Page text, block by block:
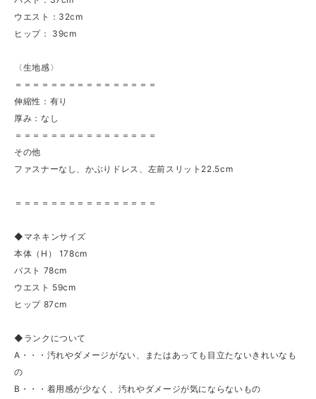
ウエスト：32cm
ヒップ： 39cm
〈生地感〉
＝＝＝＝＝＝＝＝＝＝＝＝＝＝＝＝
伸縮性：有り
厚み：なし
＝＝＝＝＝＝＝＝＝＝＝＝＝＝＝＝
その他
ファスナーなし、かぶりドレス、左前スリット22.5cm
＝＝＝＝＝＝＝＝＝＝＝＝＝＝＝＝
◆マネキンサイズ
本体（H） 178cm
バスト 78cm
ウエスト 59cm
ヒップ 87cm
◆ランクについて
A・・・汚れやダメージがない、またはあっても目立たないきれいなも
の
B・・・着用感が少なく、汚れやダメージが気にならないもの